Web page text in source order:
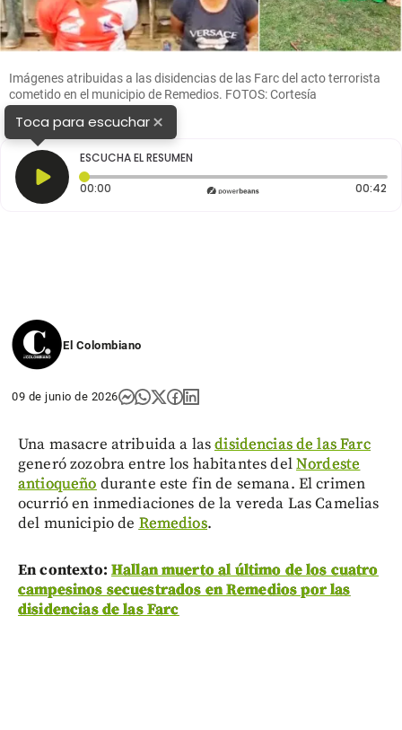
Imágenes atribuidas a las disidencias de las Farc del acto terrorista
cometido en el municipio de Remedios. FOTOS: Cortesía
Toca para escuchar×
ESCUCHA EL RESUMEN
00:00 Tiempo transcurrido: 0 segundos 00:42
El Colombiano
09 de junio de 2026
Una masacre atribuida a lasdisidencias de las Farc
generó zozobra entre los habitantes delNordeste
antioqueño durante este fin de semana. El crimen
ocurrió en inmediaciones de la vereda Las Camelias
del municipio de Remedios.
En contexto: Hallan muerto al último de los cuatro
campesinos secuestrados en Remedios por las
disidencias de las Farc